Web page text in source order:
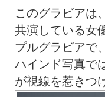
このグラビアは
共演している女
プルグラビアで
ハインド写真で
が視線を惹きつ